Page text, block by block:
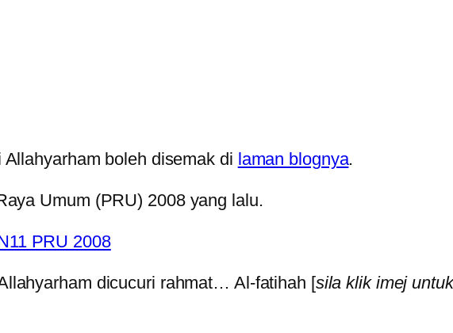
boleh disemak di laman blognya.
Umum (PRU) 2008 yang lalu.
dicucuri rahmat… Al-fatihah [sila klik imej